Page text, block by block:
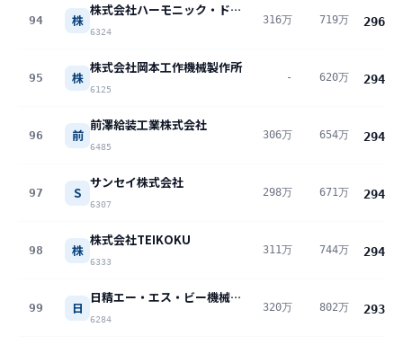
94 株
株式会社ハーモニック・ドライブ・システムズ
6324
316万 719万 296
95 株
株式会社岡本工作機械製作所
6125
- 620万 294
96 前
前澤給装工業株式会社
6485
306万 654万 294
97 S
サンセイ株式会社
6307
298万 671万 294
98 株
株式会社TEIKOKU
6333
311万 744万 294
99 日
日精エー・エス・ビー機械株式会社
6284
320万 802万 293